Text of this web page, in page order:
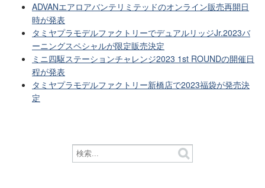
ADVANエアロアバンテリミテッドのオンライン販売再開日
時が発表
タミヤプラモデルファクトリーでデュアルリッジJr.2023バ
ーニングスペシャルが限定販売決定
ミニ四駆ステーションチャレンジ2023 1st ROUNDの開催日
程が発表
タミヤプラモデルファクトリー新橋店で2023福袋が発売決
定